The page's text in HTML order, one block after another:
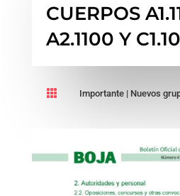
CUERPOS
A2.1100 Y
 Importante| Nuevos